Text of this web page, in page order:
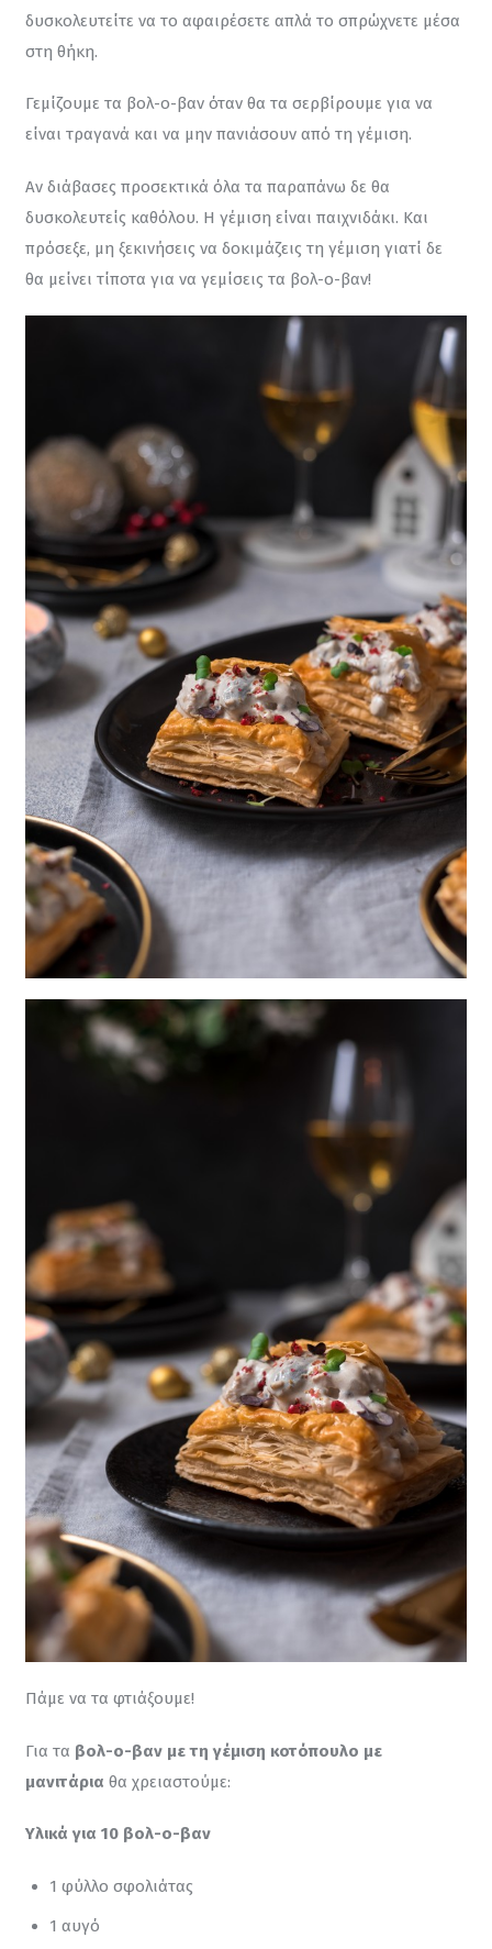
δυσκολευτείτε να το αφαιρέσετε απλά το σπρώχνετε μέσα
στη θήκη.
Γεμίζουμε τα βολ-ο-βαν όταν θα τα σερβίρουμε για να
είναι τραγανά και να μην πανιάσουν από τη γέμιση.
Αν διάβασες προσεκτικά όλα τα παραπάνω δε θα
δυσκολευτείς καθόλου. Η γέμιση είναι παιχνιδάκι. Και
πρόσεξε, μη ξεκινήσεις να δοκιμάζεις τη γέμιση γιατί δε
θα μείνει τίποτα για να γεμίσεις τα βολ-ο-βαν!
Πάμε να τα φτιάξουμε!
Για τα βολ-ο-βαν με τη γέμιση κοτόπουλο με
μανιτάρια θα χρειαστούμε:
Υλικά για 10 βολ-ο-βαν
1 φύλλο σφολιάτας
1 αυγό